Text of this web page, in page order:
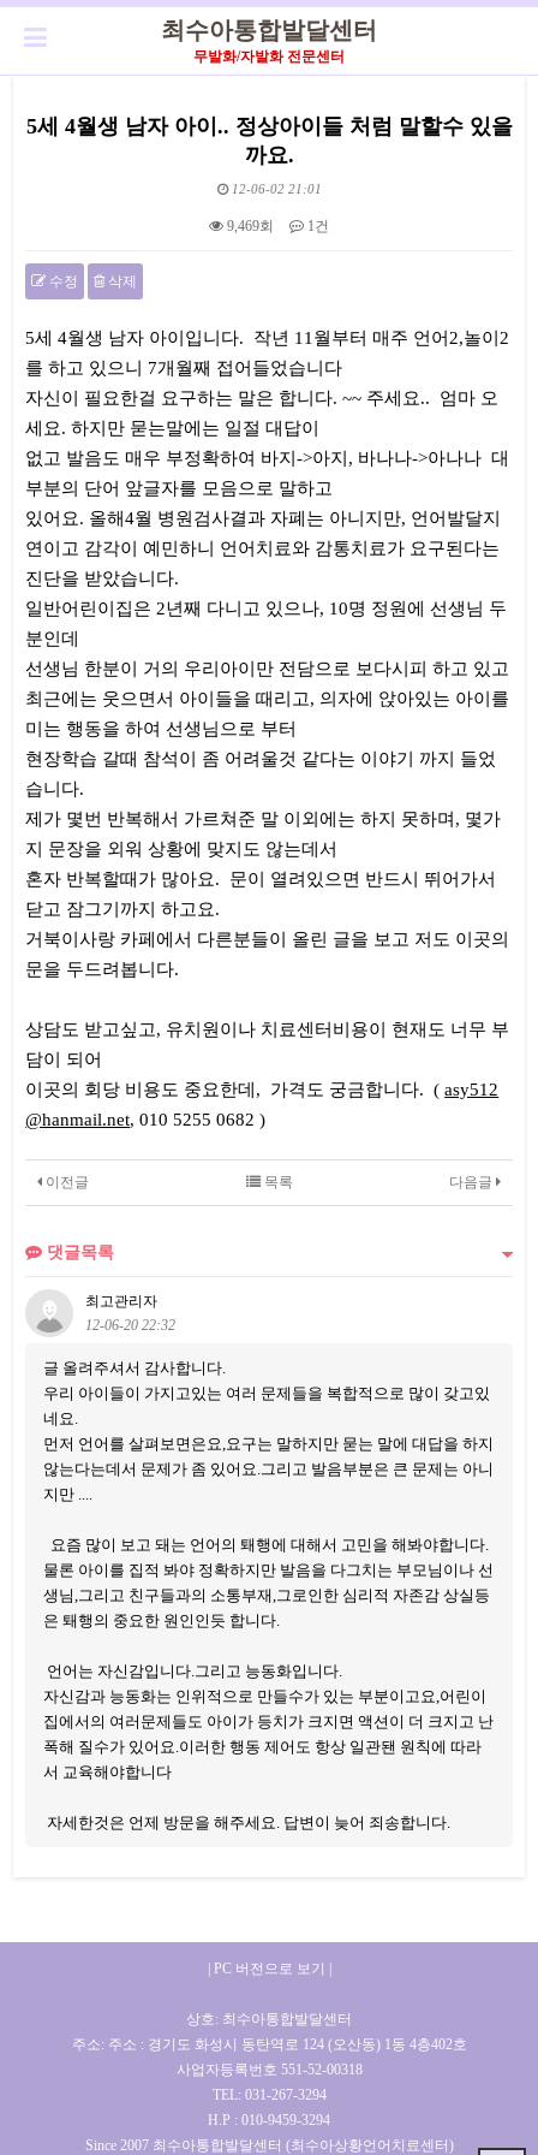
최수아통합발달센터
무발화/자발화 전문센터
5세 4월생 남자 아이.. 정상아이들 처럼 말할수 있을
까요.
12-06-02 21:01
9,469회 1건
수정 삭제
5세 4월생 남자 아이입니다. 작년 11월부터 매주 언어2,놀이2
를 하고 있으니 7개월째 접어들었습니다
자신이 필요한걸 요구하는 말은 합니다. ~~ 주세요.. 엄마 오
세요. 하지만 묻는말에는 일절 대답이
없고 발음도 매우 부정확하여 바지->아지, 바나나->아나나 대
부분의 단어 앞글자를 모음으로 말하고
있어요. 올해4월 병원검사결과 자폐는 아니지만, 언어발달지
연이고 감각이 예민하니 언어치료와 감통치료가 요구된다는
진단을 받았습니다.
일반어린이집은 2년째 다니고 있으나, 10명 정원에 선생님 두
분인데
선생님 한분이 거의 우리아이만 전담으로 보다시피 하고 있고
최근에는 웃으면서 아이들을 때리고, 의자에 앉아있는 아이를
미는 행동을 하여 선생님으로 부터
현장학습 갈때 참석이 좀 어려울것 같다는 이야기 까지 들었
습니다.
제가 몇번 반복해서 가르쳐준 말 이외에는 하지 못하며, 몇가
지 문장을 외워 상황에 맞지도 않는데서
혼자 반복할때가 많아요. 문이 열려있으면 반드시 뛰어가서
닫고 잠그기까지 하고요.
거북이사랑 카페에서 다른분들이 올린 글을 보고 저도 이곳의
문을 두드려봅니다.
상담도 받고싶고, 유치원이나 치료센터비용이 현재도 너무 부
담이 되어
이곳의 회당 비용도 중요한데, 가격도 궁금합니다. (asy512
@hanmail.net, 010 5255 0682 )
이전글 다음글
목록
댓글목록
최고관리자
12-06-20 22:32
글 올려주셔서 감사합니다.
우리 아이들이 가지고있는 여러 문제들을 복합적으로 많이 갖고있
네요.
먼저 언어를 살펴보면은요,요구는 말하지만 묻는 말에 대답을 하지
않는다는데서 문제가 좀 있어요.그리고 발음부분은 큰 문제는 아니
지만 ....
요즘 많이 보고 돼는 언어의 퇘행에 대해서 고민을 해봐야합니다.
물론 아이를 집적 봐야 정확하지만 발음을 다그치는 부모님이나 선
생님,그리고 친구들과의 소통부재,그로인한 심리적 자존감 상실등
은 퇘행의 중요한 원인인듯 합니다.
언어는 자신감입니다.그리고 능동화입니다.
자신감과 능동화는 인위적으로 만들수가 있는 부분이고요,어린이
집에서의 여러문제들도 아이가 등치가 크지면 액션이 더 크지고 난
폭해 질수가 있어요.이러한 행동 제어도 항상 일관됀 원칙에 따라
서 교육해야합니다
자세한것은 언제 방문을 해주세요. 답변이 늦어 죄송합니다.
| PC 버전으로 보기 |
상호: 최수아통합발달센터
주소: 주소 : 경기도 화성시 동탄역로 124 (오산동) 1동 4층402호
사업자등록번호 551-52-00318
TEL: 031-267-3294
H.P : 010-9459-3294
Since 2007 최수아통합발달센터 (최수아상황언어치료센터)